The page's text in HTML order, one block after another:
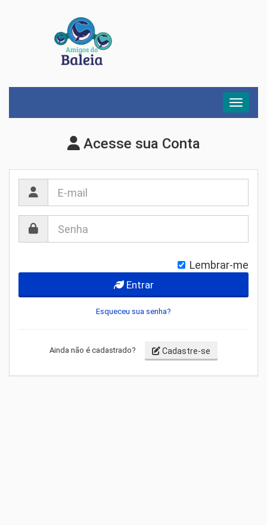
Menu
Acesse sua Conta
Lembrar-me
Entrar
Esqueceu sua senha?
Ainda não é cadastrado? Cadastre-se